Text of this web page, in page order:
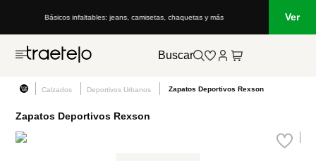
Básicos infaltables: jeans, camisetas, chaquetas y más Ver
Buscar
Calzados Deportivos Urbanos Zapatos Deportivos Rexson
Zapatos Deportivos Rexson